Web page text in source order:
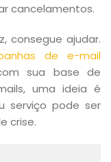
cancelamentos.
consegue ajudar.
de e-mail
sua base de
uma ideia é
serviço pode ser
crise.